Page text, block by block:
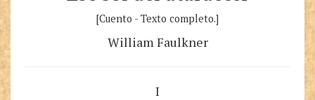
[Cuento - Texto completo.]
William Faulkner
I